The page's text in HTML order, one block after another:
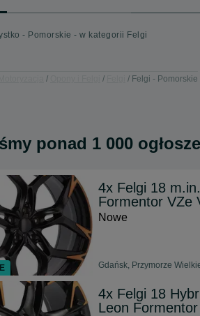
- Pomorskie - w kategorii Felgi
Felgi - Pomorskie
ponad 1 000
4x Felgi 18
Formentor VZe
Nowe
Gdańsk, Przymorze
4x Felgi 18
Leon